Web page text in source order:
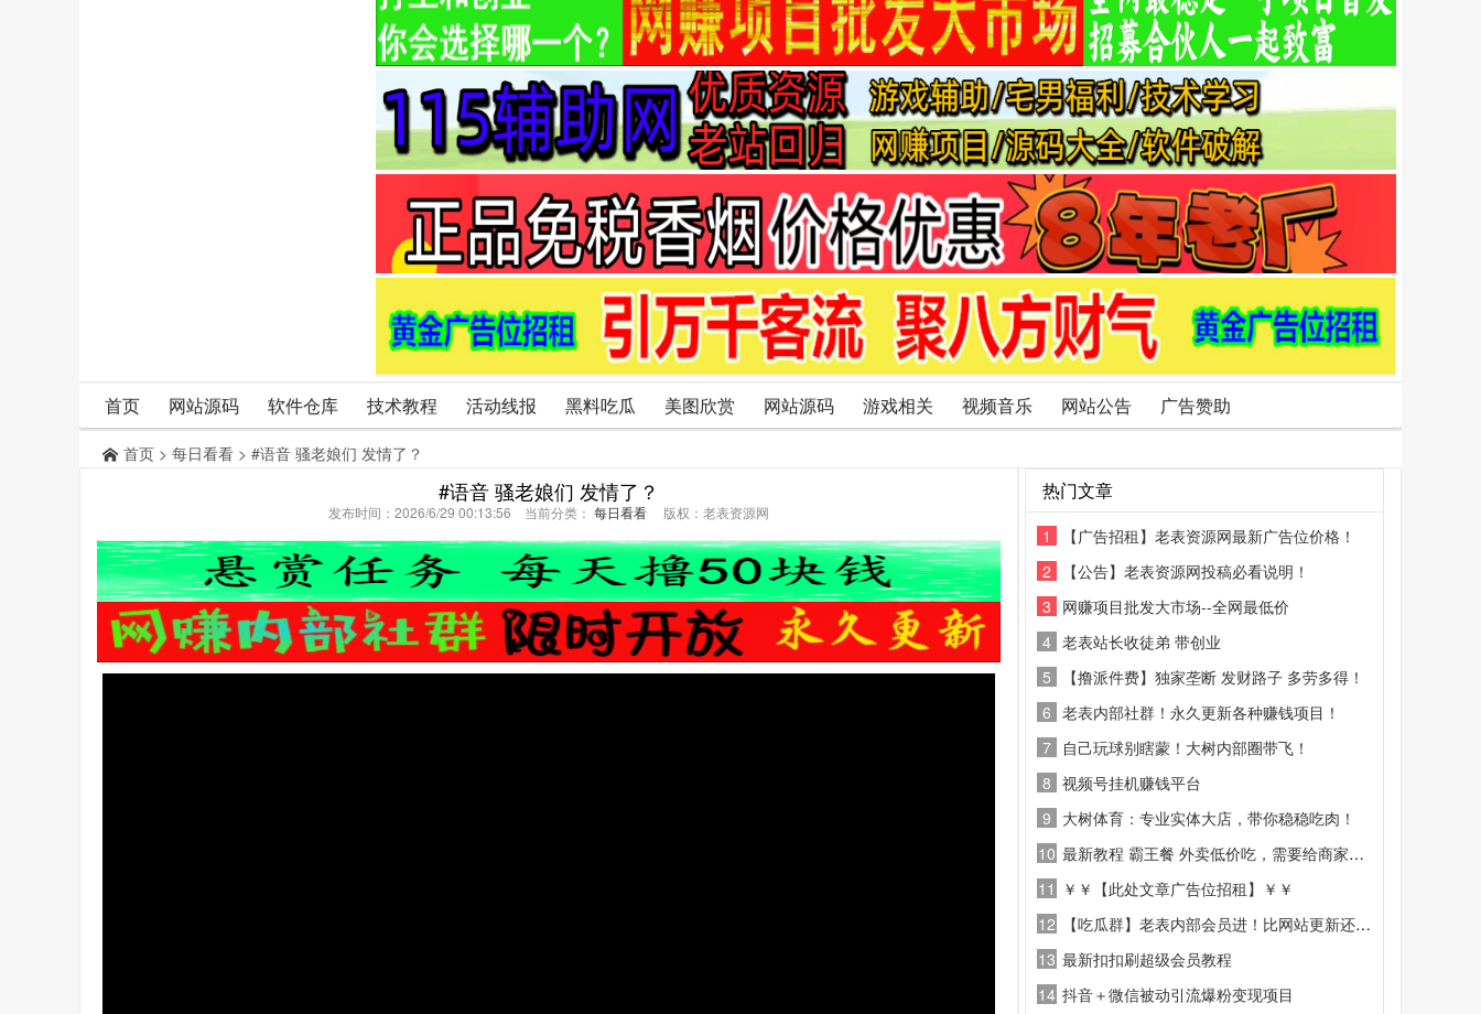
首页 网站源码 软件仓库 技术教程 活动线报 黑料吃瓜 美图欣赏 网站源码 游戏相关 视频音乐 网站公告 广告赞助
首页 > 每日看看 > #语音 骚老娘们 发情了？
#语音 骚老娘们 发情了？
发布时间：2026/6/29 00:13:56 当前分类： 每日看看 版权：老表资源网
热门文章
1
【广告招租】老表资源网最新广告位价格！
2
【公告】老表资源网投稿必看说明！
3 网赚项目批发大市场--全网最低价
4 老表站长收徒弟 带创业
5
【撸派件费】独家垄断 发财路子 多劳多得！
6 老表内部社群！永久更新各种赚钱项目！
7 自己玩球别瞎蒙！大树内部圈带飞！
8 视频号挂机赚钱平台
9 大树体育：专业实体大店，带你稳稳吃肉！
10 最新教程 霸王餐 外卖低价吃，需要给商家好评
11 ￥￥【此处文章广告位招租】￥￥
12
【吃瓜群】老表内部会员进！比网站更新还精彩！
13 最新扣扣刷超级会员教程
14 抖音＋微信被动引流爆粉变现项目